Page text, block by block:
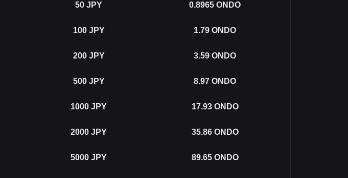
50 JPY 0.8965 ONDO
100 JPY 1.79 ONDO
200 JPY 3.59 ONDO
500 JPY 8.97 ONDO
1000 JPY 17.93 ONDO
2000 JPY 35.86 ONDO
5000 JPY 89.65 ONDO